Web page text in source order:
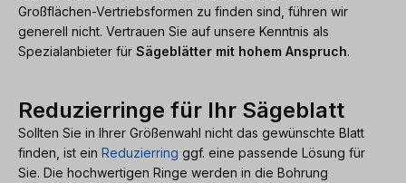
Großflächen-Vertriebsformen zu finden sind, führen wir
generell nicht. Vertrauen Sie auf unsere Kenntnis als
Spezialanbieter für Sägeblätter mit hohem Anspruch.
Reduzierringe für Ihr Sägeblatt
Sollten Sie in Ihrer Größenwahl nicht das gewünschte Blatt
finden, ist ein Reduzierring ggf. eine passende Lösung für
Sie. Die hochwertigen Ringe werden in die Bohrung